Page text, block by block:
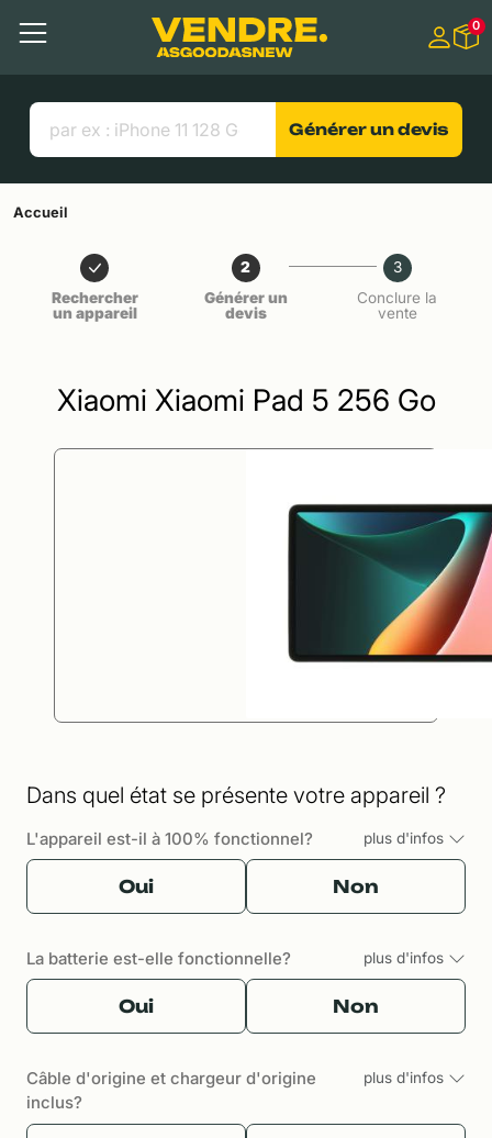
Contenu principal
Menu
Liens utiles
0
Générer un devis
Accueil
Rechercher
un appareil
2
Générer un
devis
3
Conclure la
vente
Xiaomi Xiaomi Pad 5 256 Go
Dans quel état se présente votre appareil ?
L'appareil est-il à 100% fonctionnel? plus d'infos
Oui Non
La batterie est-elle fonctionnelle? plus d'infos
Oui Non
Câble d'origine et chargeur d'origine
inclus?
plus d'infos